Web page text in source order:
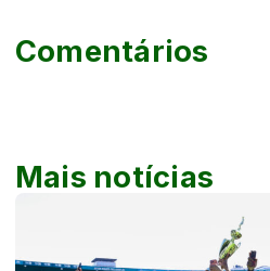
Comentários
Mais notícias